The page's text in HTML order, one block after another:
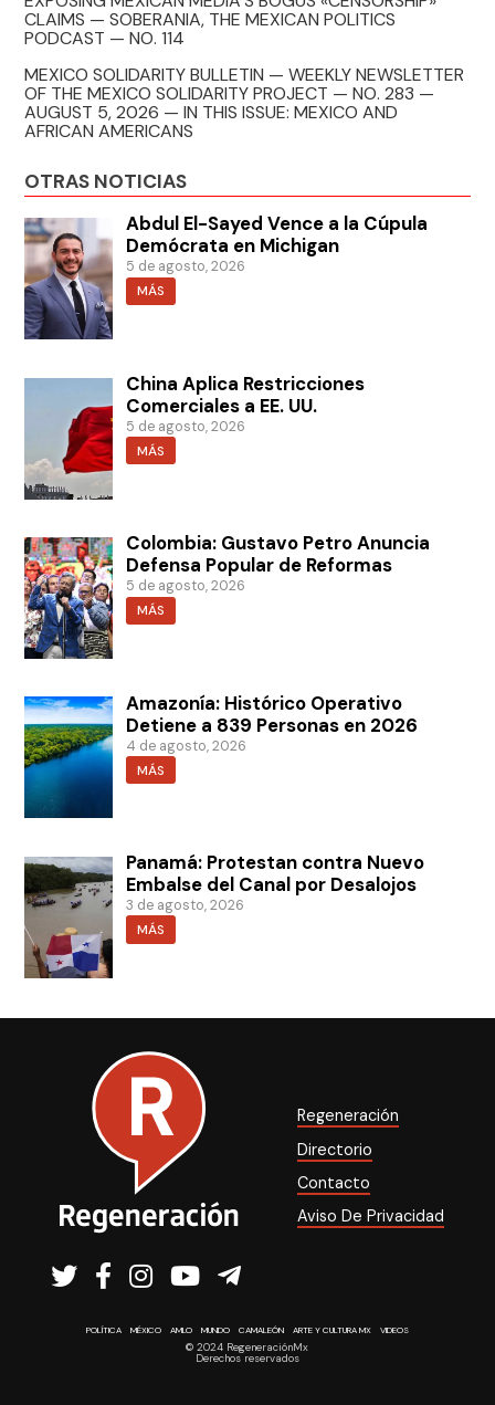
CLAIMS — SOBERANIA, THE MEXICAN POLITICS
PODCAST — NO. 114
MEXICO SOLIDARITY BULLETIN — WEEKLY NEWSLETTER
OF THE MEXICO SOLIDARITY PROJECT — NO. 283 —
AUGUST 5, 2026 — IN THIS ISSUE: MEXICO AND
AFRICAN AMERICANS
OTRAS NOTICIAS
Abdul El-Sayed Vence a la Cúpula
Demócrata en Michigan
5 de agosto, 2026
MÁS
China Aplica Restricciones
Comerciales a EE. UU.
5 de agosto, 2026
MÁS
Colombia: Gustavo Petro Anuncia
Defensa Popular de Reformas
5 de agosto, 2026
MÁS
Amazonía: Histórico Operativo
Detiene a 839 Personas en 2026
4 de agosto, 2026
MÁS
Panamá: Protestan contra Nuevo
Embalse del Canal por Desalojos
3 de agosto, 2026
MÁS
Regeneración
Directorio
Contacto
Aviso De Privacidad
POLÍTICA MÉXICO AMLO MUNDO CAMALEÓN ARTE Y CULTURA MX VIDEOS
© 2024 RegeneraciónMx
Derechos reservados